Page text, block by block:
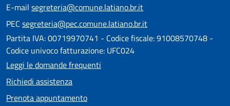
E-mail segreteria@comune.latiano.br.it
PEC segreteria@pec.comune.latiano.br.it
Partita IVA: 00719970741 - Codice fiscale: 91008570748 -
Codice univoco fatturazione: UFC024
Leggi le domande frequenti
Richiedi assistenza
Prenota appuntamento